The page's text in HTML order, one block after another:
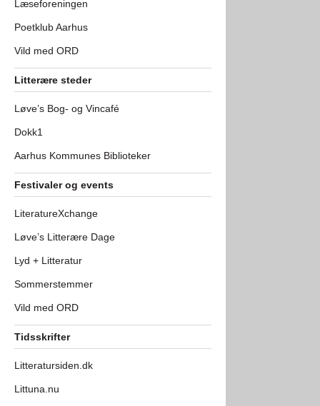
Læseforeningen
Poetklub Aarhus
Vild med ORD
Litterære steder
Løve’s Bog- og Vincafé
Dokk1
Aarhus Kommunes Biblioteker
Festivaler og events
LiteratureXchange
Løve’s Litterære Dage
Lyd + Litteratur
Sommerstemmer
Vild med ORD
Tidsskrifter
Litteratursiden.dk
Littuna.nu